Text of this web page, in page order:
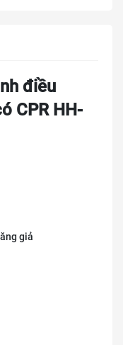
điều
CPR HH-
giả